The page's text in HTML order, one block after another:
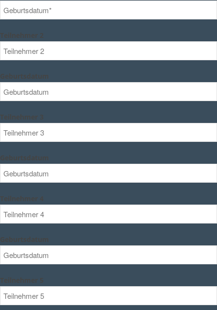
Teilnehmer 2
Geburtsdatum
Teilnehmer 3
Geburtsdatum
Teilnehmer 4
Geburtsdatum
Teilnehmer 5